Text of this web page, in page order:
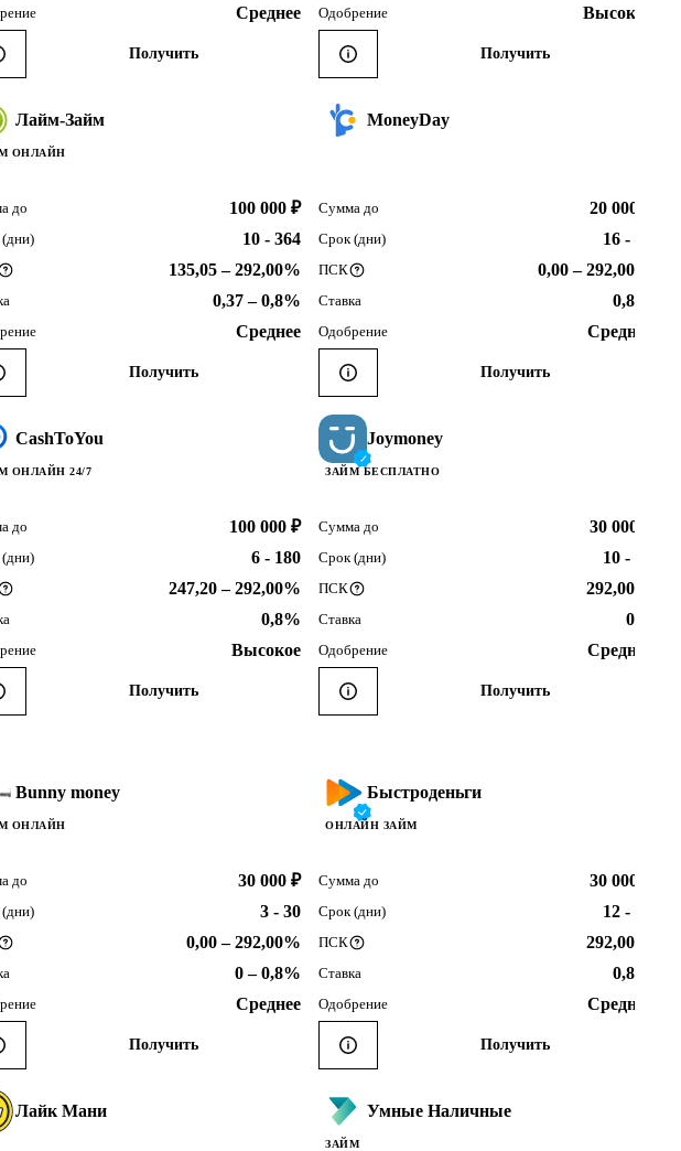
Среднее
Получить
Одобрение Высокое
Получить
Лайм-Займ
ОНЛАЙН
до 100 000 ₽
10 - 364
135,05 – 292,00%
0,37 – 0,8%
Среднее
Получить
MoneyDay
Сумма до 20 000 ₽
Срок (дни) 16 - 30
ПСК 0,00 – 292,00%
Ставка 0,8%
Одобрение Среднее
Получить
CashToYou
ОНЛАЙН 24/7
до 100 000 ₽
6 - 180
247,20 – 292,00%
0,8%
Высокое
Получить
Joymoney
ЗАЙМ БЕСПЛАТНО
Сумма до 30 000 ₽
Срок (дни) 10 - 14
ПСК 292,00%
Ставка 0%
Одобрение Среднее
Получить
Bunny money
ОНЛАЙН
до 30 000 ₽
3 - 30
0,00 – 292,00%
0 – 0,8%
Среднее
Получить
Быстроденьги
ОНЛАЙН ЗАЙМ
Сумма до 30 000 ₽
Срок (дни) 12 - 21
ПСК 292,00%
Ставка 0,8%
Одобрение Среднее
Получить
Лайк Мани Умные Наличные
ЗАЙМ